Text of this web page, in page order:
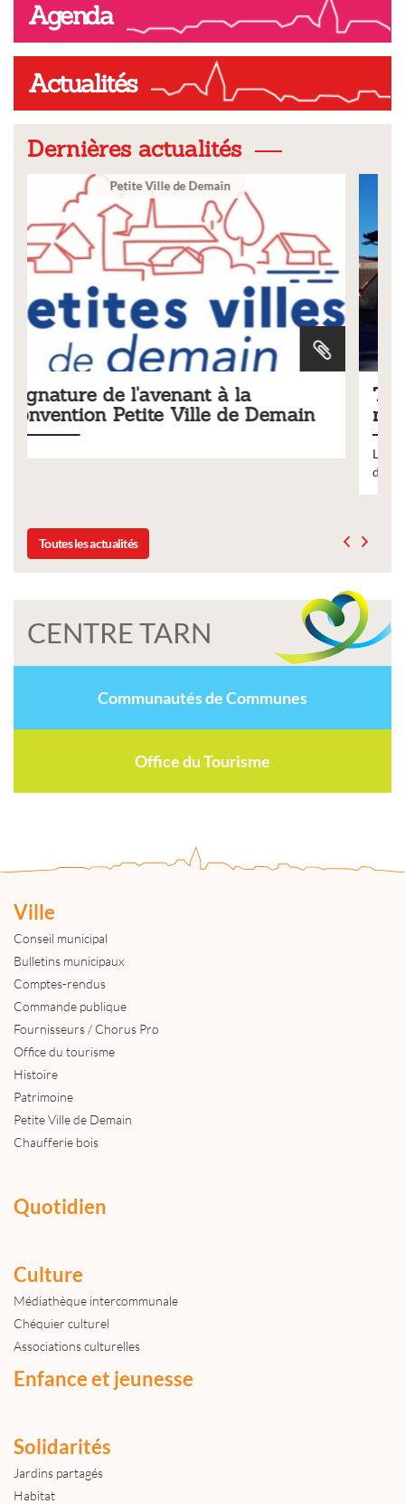
Agenda
Actualités
Dernières actualités
Ville
Tarifs 2026 des services
municipaux
délibération du conseil municipal du 19 décembre 2025
Toutes les actualités
CENTRE TARN
Communautés de Communes
Office du Tourisme
Ville
Conseil municipal
Bulletins municipaux
Comptes-rendus
Commande publique
Fournisseurs / Chorus Pro
Office du tourisme
Histoire
Patrimoine
Petite Ville de Demain
Chaufferie bois
Quotidien
Culture
Médiathèque intercommunale
Chéquier culturel
Associations culturelles
Enfance et jeunesse
Solidarités
Jardins partagés
Habitat